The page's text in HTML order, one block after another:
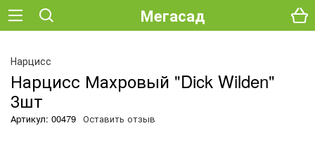
Мегасад
Нарцисс
Нарцисс Махровый "Dick Wilden"
3шт
Артикул: 00479 Оставить отзыв